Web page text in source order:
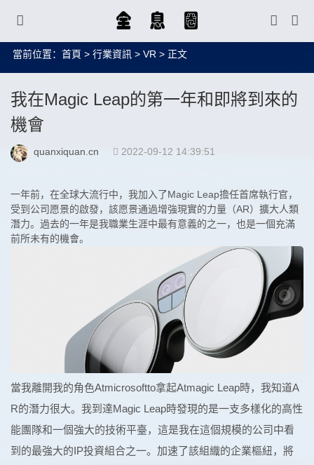
當前位置： 首頁 > 行業資訊 > VR > 正文
我在Magic Leap的第一年和即將到來的
機會
quanxiquan.cn 2022-09-12 14:39:51
一年前，在全球大流行中，我加入了Magic Leap擔任首席執行官，
受到公司愿景的啟發，該愿景通過增強現實的力量（AR）擴大人類
潛力。過去的一年是我職業生涯中最有意義的之一，也是一個充滿
前所未有的機會。
當我離開我的角色Atmicrosoftto拿起Atmagic Leap時，我知道A
R的潛力很大。我到達Magic Leap時發現的是一支多樣化的高性
能團隊和一個強大的技術平臺，這是我在這個規模的公司中看
到的最強大的IP投資組合之一。加速了該組織的企業樞紐，將